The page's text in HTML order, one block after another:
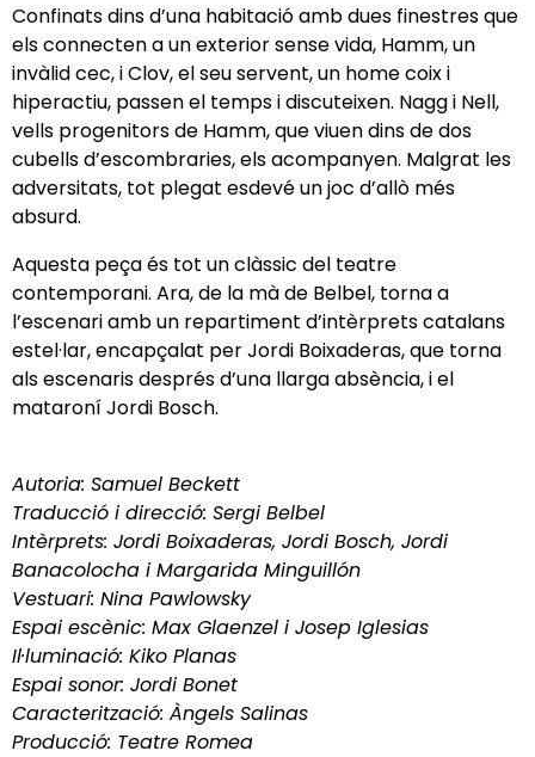
Confinats dins d’una habitació amb dues finestres que
els connecten a un exterior sense vida, Hamm, un
invàlid cec, i Clov, el seu servent, un home coix i
hiperactiu, passen el temps i discuteixen. Nagg i Nell,
vells progenitors de Hamm, que viuen dins de dos
cubells d’escombraries, els acompanyen. Malgrat les
adversitats, tot plegat esdevé un joc d’allò més
absurd.
Aquesta peça és tot un clàssic del teatre
contemporani. Ara, de la mà de Belbel, torna a
l’escenari amb un repartiment d’intèrprets catalans
estel·lar, encapçalat per Jordi Boixaderas, que torna
als escenaris després d’una llarga absència, i el
mataroní Jordi Bosch.
Autoria: Samuel Beckett
Traducció i direcció: Sergi Belbel
Intèrprets: Jordi Boixaderas, Jordi Bosch, Jordi
Banacolocha i Margarida Minguillón
Vestuari: Nina Pawlowsky
Espai escènic: Max Glaenzel i Josep Iglesias
Il·luminació: Kiko Planas
Espai sonor: Jordi Bonet
Caracterització: Àngels Salinas
Producció: Teatre Romea